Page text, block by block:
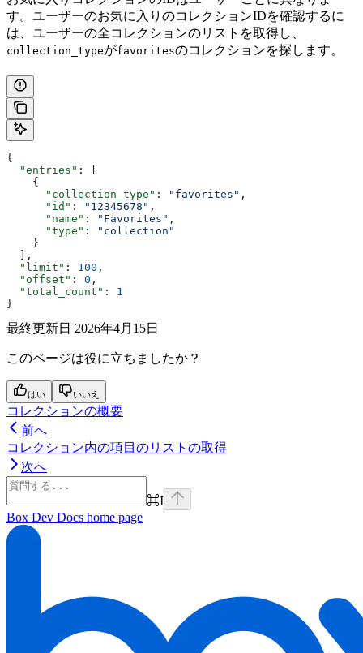
す。ユーザーのお気に入りのコレクションIDを確認するに
は、ユーザーの全コレクションのリストを取得し、
collection_typeがfavoritesのコレクションを探します。
{
  "entries"
: [
    {
      "collection_type"
: "favorites" ,
      "id"
: "12345678" ,
      "name"
: "Favorites" ,
      "type"
:
"collection"
    }
  ],
  "limit"
: 100 ,
  "offset"
: 0 ,
  "total_count"
: 1
}
最終更新日 2026年4月15日
このページは役に立ちましたか？
はい いいえ
コレクションの概要
前へ
コレクション内の項目のリストの取得
次へ
⌘I
Box Dev Docs home page